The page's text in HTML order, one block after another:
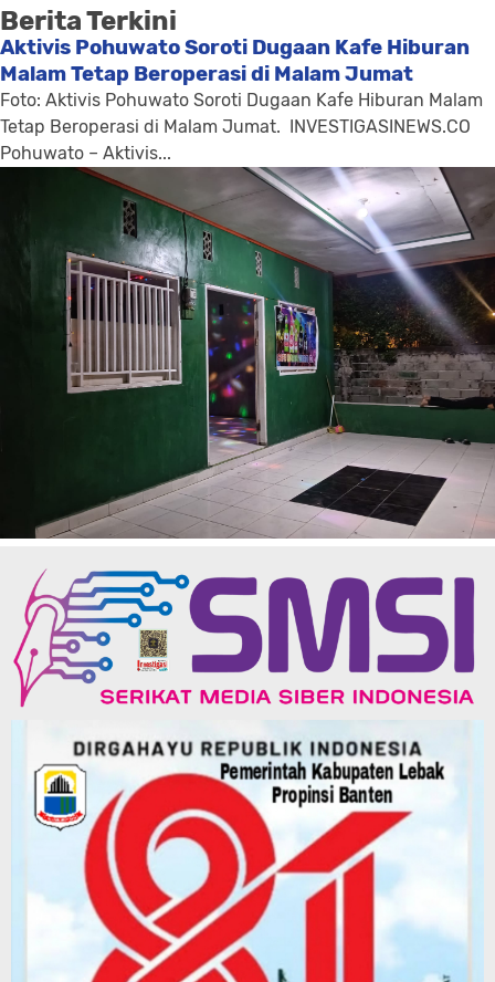
Berita Terkini
Aktivis Pohuwato Soroti Dugaan Kafe Hiburan
Malam Tetap Beroperasi di Malam Jumat
Foto: Aktivis Pohuwato Soroti Dugaan Kafe Hiburan Malam
Tetap Beroperasi di Malam Jumat. INVESTIGASINEWS.CO
Pohuwato – Aktivis...